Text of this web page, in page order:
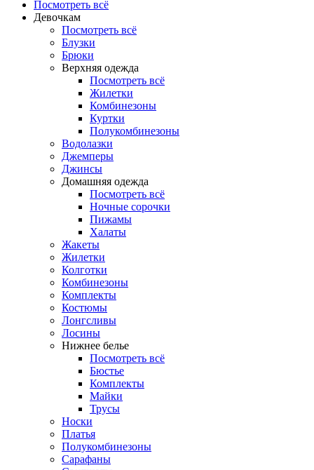
Посмотреть всё
Девочкам
Посмотреть всё
Блузки
Брюки
Верхняя одежда
Посмотреть всё
Жилетки
Комбинезоны
Куртки
Полукомбинезоны
Водолазки
Джемперы
Джинсы
Домашняя одежда
Посмотреть всё
Ночные сорочки
Пижамы
Халаты
Жакеты
Жилетки
Колготки
Комбинезоны
Комплекты
Костюмы
Лонгсливы
Лосины
Нижнее белье
Посмотреть всё
Бюстье
Комплекты
Майки
Трусы
Носки
Платья
Полукомбинезоны
Сарафаны